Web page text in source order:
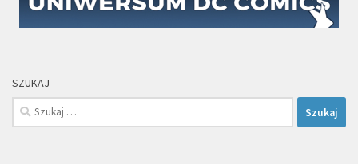
SZUKAJ
Szukaj: